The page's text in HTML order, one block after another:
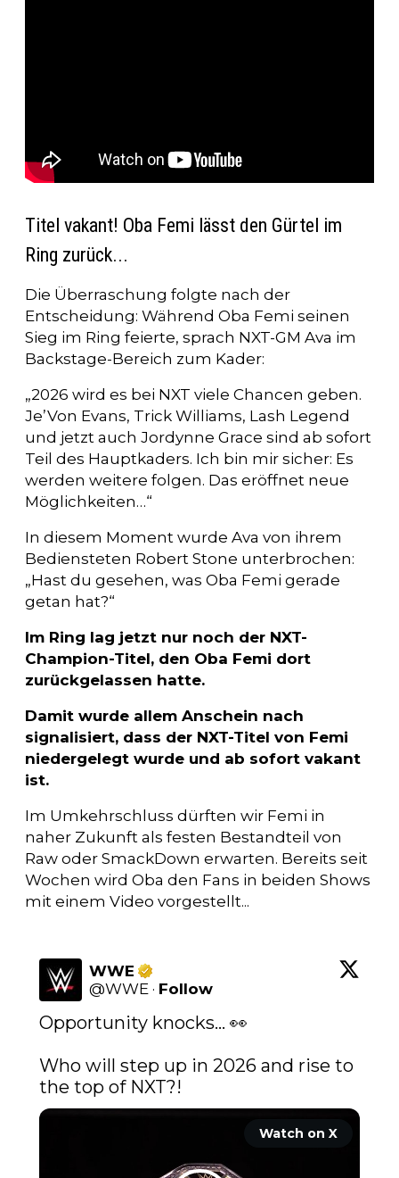
Titel vakant! Oba Femi lässt den Gürtel im
Ring zurück...
Die Überraschung folgte nach der
Entscheidung: Während Oba Femi seinen
Sieg im Ring feierte, sprach NXT-GM Ava im
Backstage-Bereich zum Kader:
„2026 wird es bei NXT viele Chancen geben.
Je’Von Evans, Trick Williams, Lash Legend
und jetzt auch Jordynne Grace sind ab sofort
Teil des Hauptkaders. Ich bin mir sicher: Es
werden weitere folgen. Das eröffnet neue
Möglichkeiten…“
In diesem Moment wurde Ava von ihrem
Bediensteten Robert Stone unterbrochen:
„Hast du gesehen, was Oba Femi gerade
getan hat?“
Im Ring lag jetzt nur noch der NXT-
Champion-Titel, den Oba Femi dort
zurückgelassen hatte.
Damit wurde allem Anschein nach
signalisiert, dass der NXT-Titel von Femi
niedergelegt wurde und ab sofort vakant
ist.
Im Umkehrschluss dürften wir Femi in
naher Zukunft als festen Bestandteil von
Raw oder SmackDown erwarten. Bereits seit
Wochen wird Oba den Fans in beiden Shows
mit einem Video vorgestellt...
WWE
@WWE · Follow
Opportunity knocks... 👀
Who will step up in 2026 and rise to
the top of NXT?!
Watch on X